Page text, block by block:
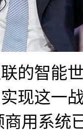
的智能
现这一
商用系统